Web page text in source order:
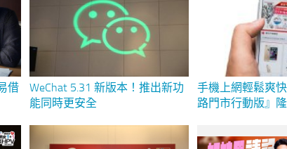
借
WeChat 5.31 新版本！推出新功
能同時更安全
手機上網輕鬆爽
路門市行動版』